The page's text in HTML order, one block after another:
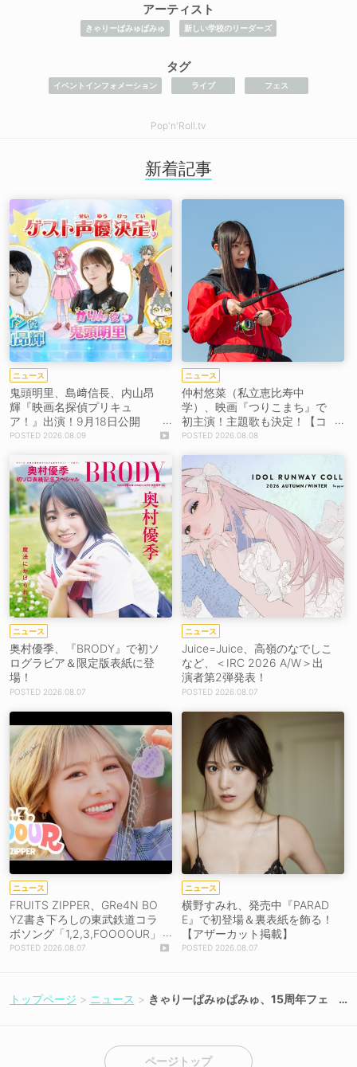
アーティスト
きゃりーぱみゅぱみゅ 新しい学校のリーダーズ
タグ
イベントインフォメーション ライブ フェス
Pop'n'Roll.tv
新着記事
ニュース
鬼頭明里、島﨑信長、内山昂
輝『映画名探偵プリキュ
ア！』出演！9月18日公開
【コメントあり】
2026.08.09
ニュース
仲村悠菜（私立恵比寿中
学）、映画『つりこまち』で
初主演！主題歌も決定！【コ
メントあり】
2026.08.08
ニュース
奥村優季、『BRODY』で初ソ
ログラビア＆限定版表紙に登
場！
2026.08.07
ニュース
Juice=Juice、高嶺のなでしこ
など、＜IRC 2026 A/W＞出
演者第2弾発表！
2026.08.07
ニュース
FRUITS ZIPPER、GRe4N BO
YZ書き下ろしの東武鉄道コラ
ボソング「1,2,3,FOOOOUR」
をリリース＆MV公開！
2026.08.07
ニュース
横野すみれ、発売中『PARAD
E』で初登場＆裏表紙を飾る！
【アザーカット掲載】
2026.08.07
トップページ ニュース
きゃりーぱみゅぱみゅ、15周年フェ
ページトップ